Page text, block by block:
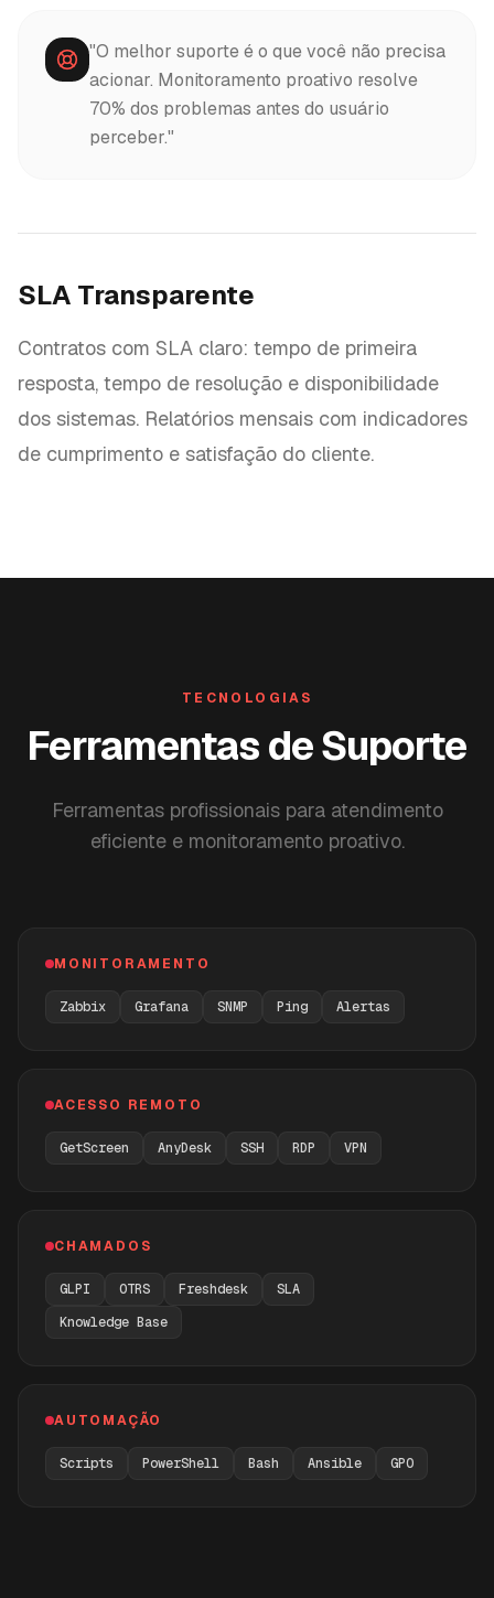
"O melhor suporte é o que você não precisa
acionar. Monitoramento proativo resolve
70% dos problemas antes do usuário
perceber."
SLA Transparente
Contratos com SLA claro: tempo de primeira
resposta, tempo de resolução e disponibilidade
dos sistemas. Relatórios mensais com indicadores
de cumprimento e satisfação do cliente.
TECNOLOGIAS
Ferramentas de Suporte
Ferramentas profissionais para atendimento
eficiente e monitoramento proativo.
MONITORAMENTO
Zabbix Grafana SNMP Ping Alertas
ACESSO REMOTO
GetScreen AnyDesk SSH RDP VPN
CHAMADOS
GLPI OTRS Freshdesk
SLA
Knowledge Base
AUTOMAÇÃO
Scripts PowerShell Bash Ansible GPO